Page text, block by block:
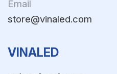
Email
store@vinaled.com
VINALED